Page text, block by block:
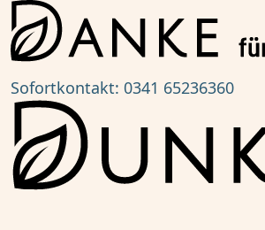
Sofortkontakt: 0341 65236360